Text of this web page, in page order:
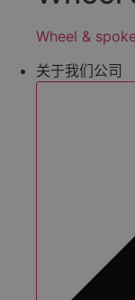
Wheel &
关于我们公司